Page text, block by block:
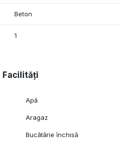
Beton
1
Facilități
Apă
Aragaz
Bucătărie închisă